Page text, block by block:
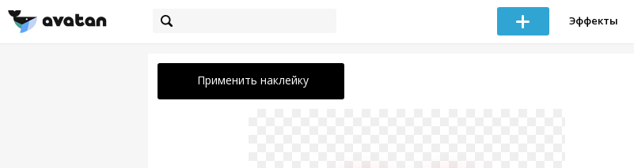
Эффекты
Применить наклейку